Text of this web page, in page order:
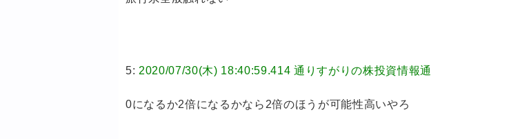
5: 2020/07/30(木) 18:40:59.414 通りすがりの株投資情報通
0になるか2倍になるかなら2倍のほうが可能性高いやろ